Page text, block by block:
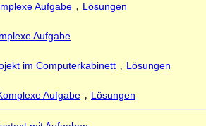
Aufgabe , Lösungen
Aufgabe
im Computerkabinett , Lösungen
Aufgabe , Lösungen